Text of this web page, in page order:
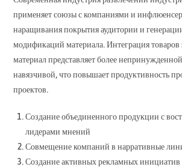
применяет союзы с компаниями и
наращивания покрытия аудитории и
модификаций материала. Интеграция
материал представляет более
навязчивой, что повышает продуктивность
проектов.
Создание объединенного продукции с
лидерами мнений
Совмещение компаний в нарративные
Создание активных рекламных инициатив